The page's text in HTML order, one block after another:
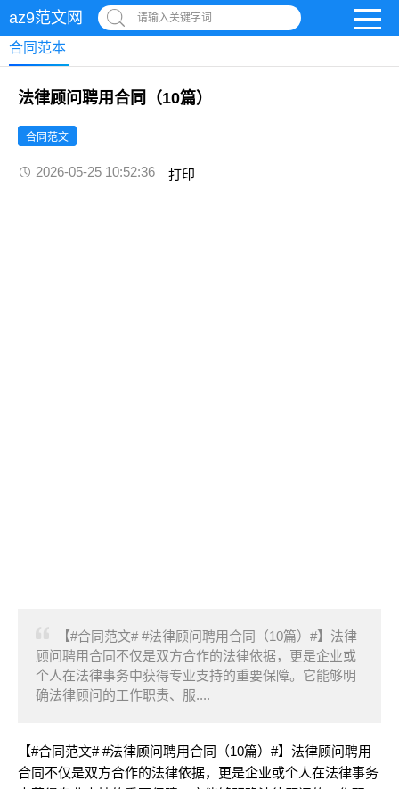
az9范文网 请输入关键字词
合同范本
法律顾问聘用合同（10篇）
合同范文
2026-05-25 10:52:36 打印
【#合同范文# #法律顾问聘用合同（10篇）#】法律
顾问聘用合同不仅是双方合作的法律依据，更是企业或
个人在法律事务中获得专业支持的重要保障。它能够明
确法律顾问的工作职责、服....
【#合同范文# #法律顾问聘用合同（10篇）#】法律顾问聘用
合同不仅是双方合作的法律依据，更是企业或个人在法律事务